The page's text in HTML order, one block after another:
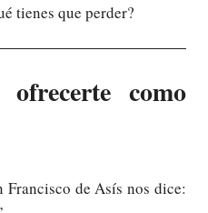
tienes que perder?
como
de Asís nos dice: